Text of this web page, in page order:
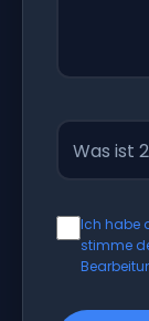
Was ist
Ich habe
stimme